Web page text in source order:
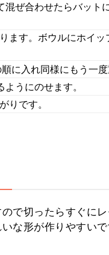
混ぜ合わせたらバット
ます。ボウルにホイ
に入れ同様にもう一度
うにのせます。
りです。
で切ったらすぐに
な形が作りやすいで